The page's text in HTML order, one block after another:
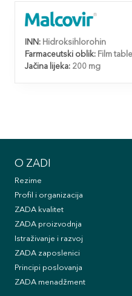
INN: Hidroksihlorohin
Farmaceutski oblik: Film
Jačina lijeka: 200 mg
O ZADI
Rezime
Profil i organizacija
ZADA kvalitet
ZADA proizvodnja
Istraživanje i razvoj
ZADA zaposlenici
Principi poslovanja
ZADA menadžment